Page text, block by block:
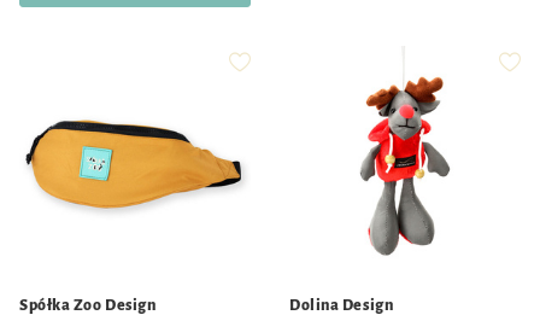
Spółka Zoo Design
Dolina Design